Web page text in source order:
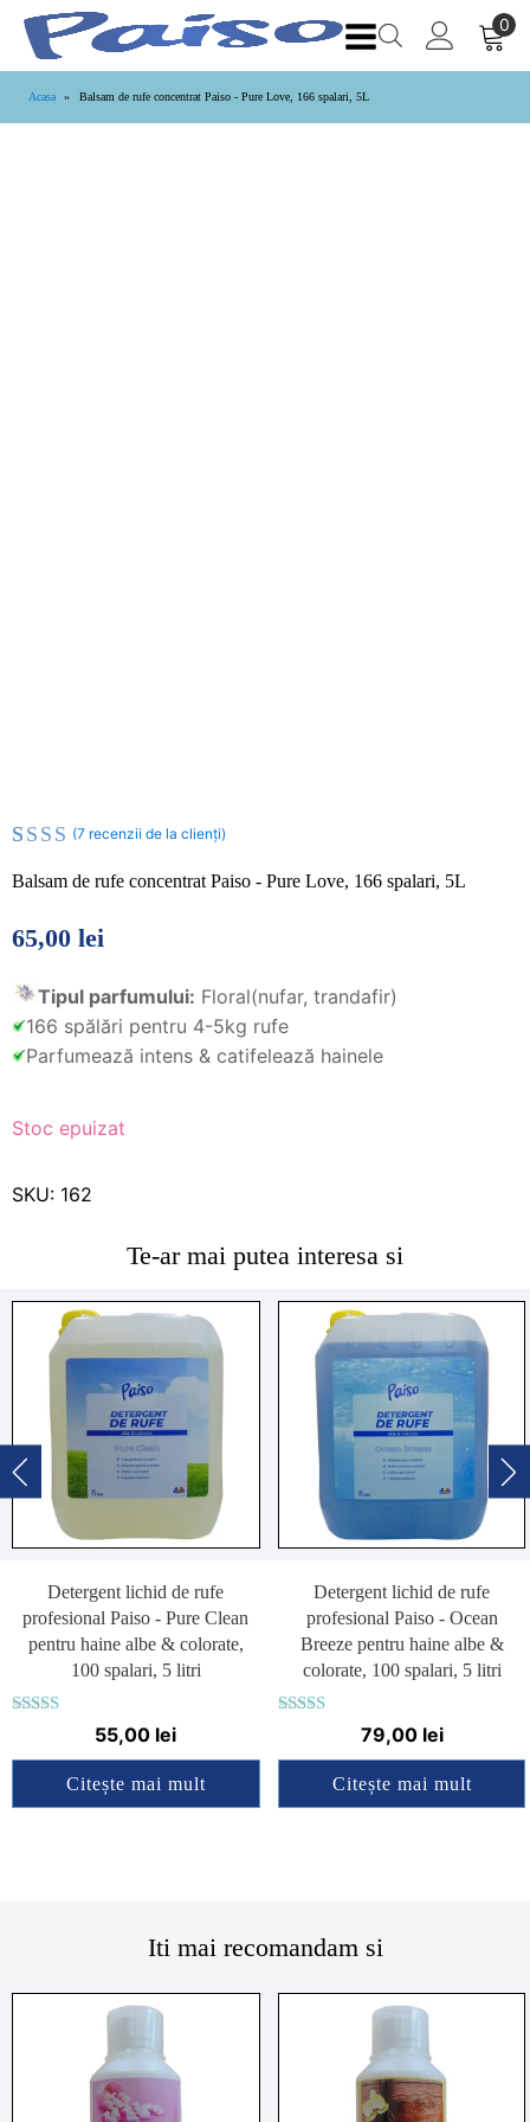
Acasa » Balsam de rufe concentrat Paiso - Pure Love, 166 spalari, 5L
la
din
5 pe
a
evaluări
de la
clienți
(7 recenzii de la clienți)
Balsam de rufe concentrat Paiso - Pure Love, 166 spalari, 5L
65,00 lei
Tipul parfumului: Floral(nufar, trandafir)
166 spălări pentru 4-5kg rufe
Parfumează intens & catifelează hainele
Stoc epuizat
SKU: 162
Te-ar mai putea interesa si
Detergent lichid de rufe
profesional Paiso - Pure Clean
pentru haine albe & colorate,
100 spalari, 5 litri
din 5
55,00 lei
Citește mai mult
Detergent lichid de rufe
profesional Paiso - Ocean
Breeze pentru haine albe &
colorate, 100 spalari, 5 litri
Evaluat la
din 5
79,00 lei
Citește mai mult
Iti mai recomandam si